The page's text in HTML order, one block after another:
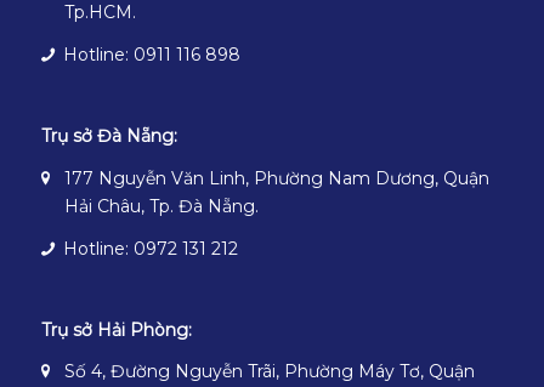
Tp.HCM.
Hotline: 0911 116 898
Trụ sở Đà Nẵng:
177 Nguyễn Văn Linh, Phường Nam Dương, Quận
Hải Châu, Tp. Đà Nẵng.
Hotline: 0972 131 212
Trụ sở Hải Phòng:
Số 4, Đường Nguyễn Trãi, Phường Máy Tơ, Quận